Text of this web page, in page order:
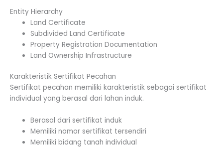
Entity Hierarchy
Land Certificate
Subdivided Land Certificate
Property Registration Documentation
Land Ownership Infrastructure
Karakteristik Sertifikat Pecahan
Sertifikat pecahan memiliki karakteristik sebagai sertifikat
individual yang berasal dari lahan induk.
Berasal dari sertifikat induk
Memiliki nomor sertifikat tersendiri
Memiliki bidang tanah individual